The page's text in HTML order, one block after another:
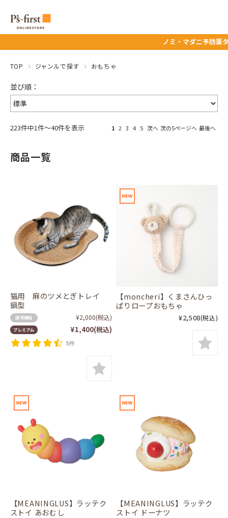
ノミ・マダニ予防薬タイムセール
TOP ジャンルで探す おもちゃ
223件中1件～40件を表示 1 2 3 4 5 次へ 次の5ページへ 最後へ
商品一覧
猫用 麻のツメとぎトレイ
鍋型
通常価格 ¥2,000(税込)
プレミアム ¥1,400(税込)
5件
【moncheri】くまさんひっ
ぱりロープおもちゃ
¥2,508(税込)
【MEANINGLUS】ラッテク
ストイ あおむし
【MEANINGLUS】ラッテク
ストイ ドーナツ